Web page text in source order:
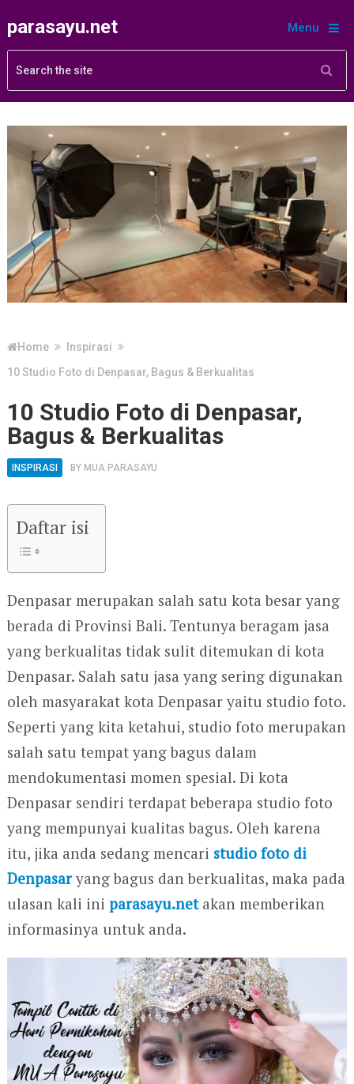
parasayu.net Menu
Home
Inspirasi
10 Studio Foto di Denpasar, Bagus & Berkualitas
10 Studio Foto di Denpasar,
Bagus & Berkualitas
INSPIRASI BY MUA PARASAYU
Daftar isi
Denpasar merupakan salah satu kota besar yang
berada di Provinsi Bali. Tentunya beragam jasa
yang berkualitas tidak sulit ditemukan di kota
Denpasar. Salah satu jasa yang sering digunakan
oleh masyarakat kota Denpasar yaitu studio foto.
Seperti yang kita ketahui, studio foto merupakan
salah satu tempat yang bagus dalam
mendokumentasi momen spesial. Di kota
Denpasar sendiri terdapat beberapa studio foto
yang mempunyai kualitas bagus. Oleh karena
itu, jika anda sedang mencari studio foto di
Denpasaryang bagus dan berkualitas, maka pada
ulasan kali ini parasayu.netakan memberikan
informasinya untuk anda.